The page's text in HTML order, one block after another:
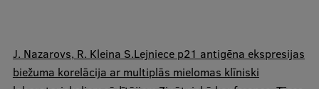
J. Nazarovs, R. Kleina S.Lejniece p21 antigēna ekspresijas
biežuma korelācija ar multiplās mielomas klīniski